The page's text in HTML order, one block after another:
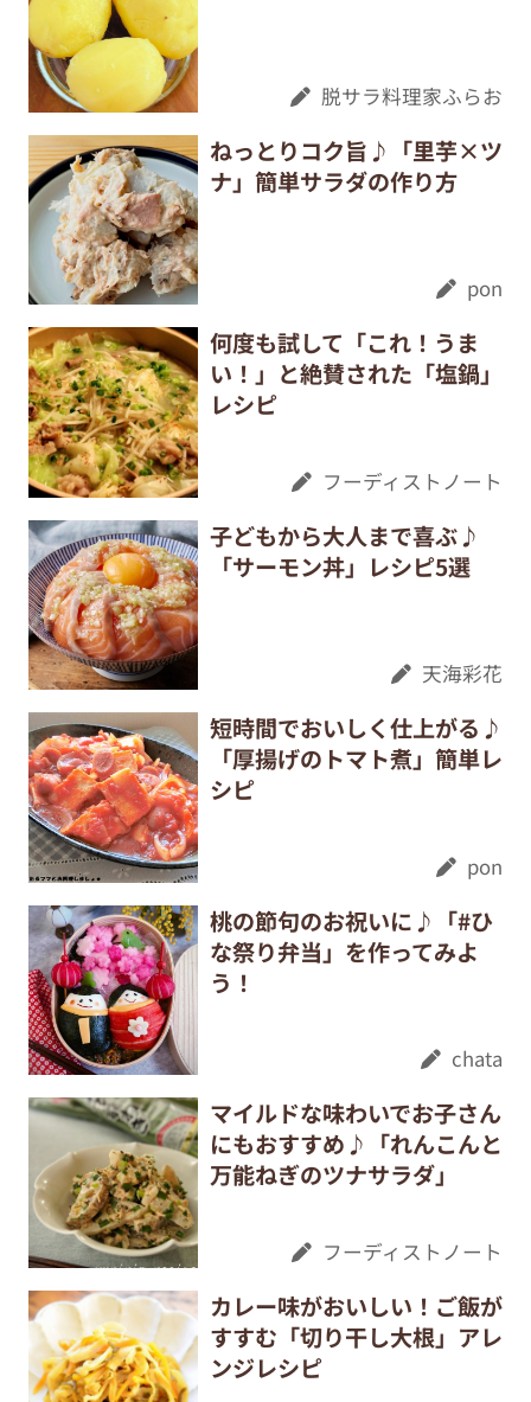
脱サラ料理家ふらお
ねっとりコク旨♪「里芋×ツ
ナ」簡単サラダの作り方
pon
何度も試して「これ！うま
い！」と絶賛された「塩鍋」
レシピ
フーディストノート
子どもから大人まで喜ぶ♪
「サーモン丼」レシピ5選
天海彩花
短時間でおいしく仕上がる♪
「厚揚げのトマト煮」簡単レ
シピ
pon
桃の節句のお祝いに♪「#ひ
な祭り弁当」を作ってみよ
う！
chata
マイルドな味わいでお子さん
にもおすすめ♪「れんこんと
万能ねぎのツナサラダ」
フーディストノート
カレー味がおいしい！ご飯が
すすむ「切り干し大根」アレ
ンジレシピ